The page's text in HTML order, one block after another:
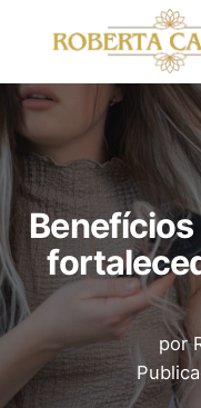
por